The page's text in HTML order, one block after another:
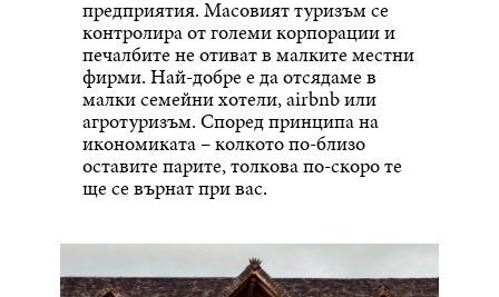
предприятия. Масовият туризъм се
контролира от големи корпорации и
печалбите не отиват в малките местни
фирми. Най-добре е да отсядаме в
малки семейни хотели, airbnb или
агротуризъм. Според принципа на
икономиката – колкото по-близо
оставите парите, толкова по-скоро те
ще се върнат при вас.